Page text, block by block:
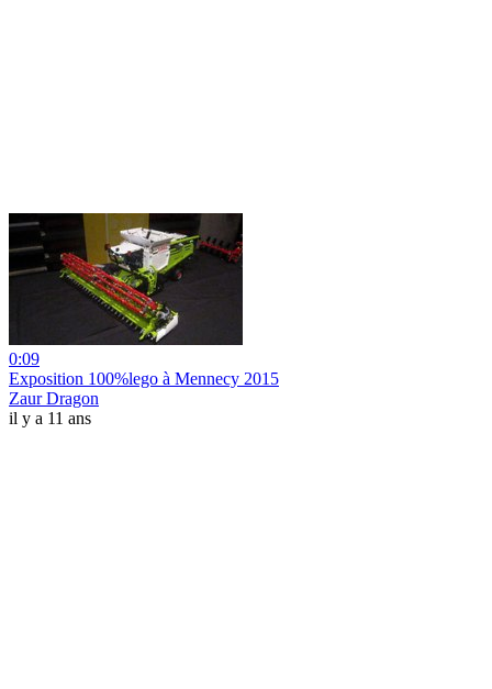
0:09
Exposition 100%lego à Mennecy 2015
Zaur Dragon
il y a 11 ans